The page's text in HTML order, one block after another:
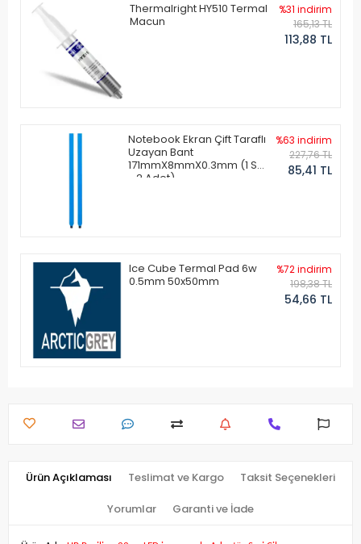
Thermalright HY510 Termal
Macun
%31 indirim
165,13 TL
113,88 TL
Notebook Ekran Çift Taraflı
Uzayan Bant
171mmX8mmX0.3mm (1 Set
- 2 Adet)
%63 indirim
227,76 TL
85,41 TL
Ice Cube Termal Pad 6w
0.5mm 50x50mm
%72 indirim
198,38 TL
54,66 TL
Ürün Açıklaması Teslimat ve Kargo Taksit Seçenekleri
Yorumlar Garanti ve İade